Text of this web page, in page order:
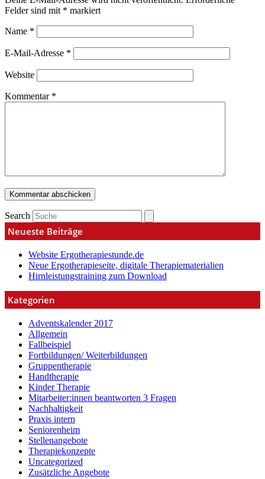
Felder sind mit * markiert
Name *
E-Mail-Adresse *
Website
Kommentar *
Search
Neueste Beiträge
Website Ergotherapiestunde.de
Neue Ergotherapieseite, digitale Therapiematerialien
Hirnleistungstraining zum Download
Kategorien
Adventskalender 2017
Allgemein
Fallbeispiel
Fortbildungen/ Weiterbildungen
Gruppentherapie
Handtherapie
Kinder Therapie
Mitarbeiter:innen beantworten 3 Fragen
Nachhaltigkeit
Praxis intern
Seniorenheim
Stellenangebote
Therapiekonzepte
Uncategorized
Zusätzliche Angebote